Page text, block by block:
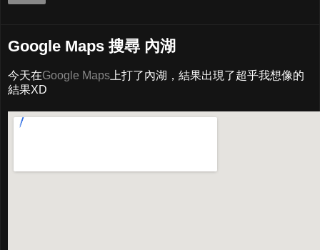
Google Maps 搜尋 內湖
今天在Google Maps 上打了內湖，結果出現了超乎我想像的
結果XD